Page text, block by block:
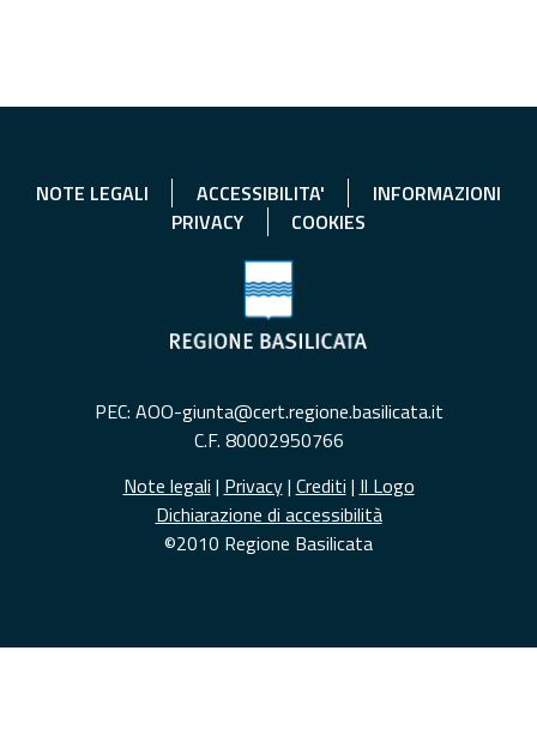
NOTE LEGALI ACCESSIBILITA'
INFORMAZIONI
PRIVACY
COOKIES
PEC: AOO-giunta@cert.regione.basilicata.it
C.F. 80002950766
Note legali | Privacy| Crediti | Il Logo
Dichiarazione di accessibilità
©2010 Regione Basilicata